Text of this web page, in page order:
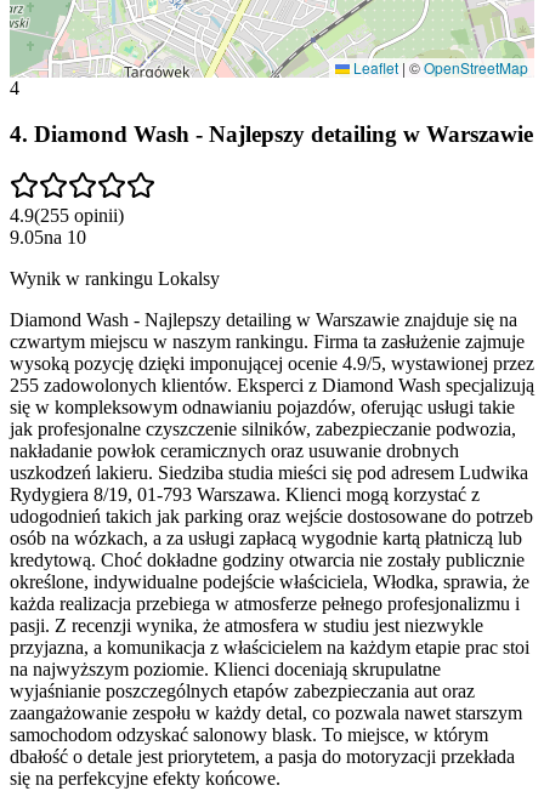
Leaflet | ©OpenStreetMap
4
4. Diamond Wash - Najlepszy detailing w Warszawie
4.9(255 opinii)
9.05na 10
Wynik w rankingu Lokalsy
Diamond Wash - Najlepszy detailing w Warszawie znajduje się na
czwartym miejscu w naszym rankingu. Firma ta zasłużenie zajmuje
wysoką pozycję dzięki imponującej ocenie 4.9/5, wystawionej przez
255 zadowolonych klientów. Eksperci z Diamond Wash specjalizują
się w kompleksowym odnawianiu pojazdów, oferując usługi takie
jak profesjonalne czyszczenie silników, zabezpieczanie podwozia,
nakładanie powłok ceramicznych oraz usuwanie drobnych
uszkodzeń lakieru. Siedziba studia mieści się pod adresem Ludwika
Rydygiera 8/19, 01-793 Warszawa. Klienci mogą korzystać z
udogodnień takich jak parking oraz wejście dostosowane do potrzeb
osób na wózkach, a za usługi zapłacą wygodnie kartą płatniczą lub
kredytową. Choć dokładne godziny otwarcia nie zostały publicznie
określone, indywidualne podejście właściciela, Włodka, sprawia, że
każda realizacja przebiega w atmosferze pełnego profesjonalizmu i
pasji. Z recenzji wynika, że atmosfera w studiu jest niezwykle
przyjazna, a komunikacja z właścicielem na każdym etapie prac stoi
na najwyższym poziomie. Klienci doceniają skrupulatne
wyjaśnianie poszczególnych etapów zabezpieczania aut oraz
zaangażowanie zespołu w każdy detal, co pozwala nawet starszym
samochodom odzyskać salonowy blask. To miejsce, w którym
dbałość o detale jest priorytetem, a pasja do motoryzacji przekłada
się na perfekcyjne efekty końcowe.